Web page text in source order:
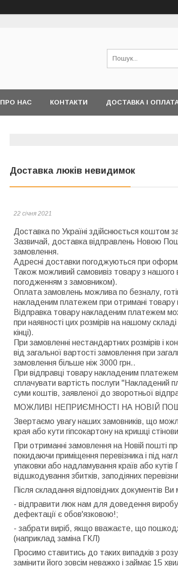
ПРО НАС КОНТАКТИ ДОСТАВКА І
Доставка люків невидимок
22 січня 2021
Доставка по Україні здійснюється коштом
Зазвичай, доставка відправлень Новою
замовлення.
Адресні доставки погоджуються при
Також можливий самовивіз товару з нашого
погодженням з замовником).
Оплата замовлень можлива по безналу,
накладеним платежем при отримані товару
Відправка товару накладеним платежем
при наявності цих розмірів на нашому
кінці).
При замовленні нестандартних розмірів і
від загальної вартості замовлення при
замовлення більше ніж 3000 грн..
При відправці товару накладеним
сплачувати вартість послуги "Накладений
суми коштів, заявленої до зворотньої
МОЖЛИВІ НЕПРИЄМНОСТІ НА НОВІЙ
Звертаємо увагу наших замовників, що
края або кути гіпсокартону на кришці
При отриманні замовлення на Новій пошті
покидаючи приміщення перевізника і під
упаковки або надламування країв або
відшкодування збитків, заподіяних
Після складання відповідних документів
- відправити люк нам для доведення
дефектації є обов'язковою!;
- забрати виріб, якщо вважаєте, що
(наприклад заміна ГКЛ)
Просимо ставитись до таких випадків з
замінити його зовсім неважко і займає 15